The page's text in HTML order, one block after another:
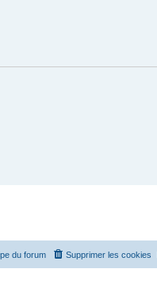
Supprimer les cookies
du forum